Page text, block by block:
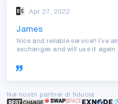
Apr 27, 2022
James
Nice and reliable service!! I`ve
exchanges and will use it again.
Nei nostri partner di fiducia: